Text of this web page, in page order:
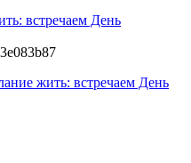
встречаем День
жить: встречаем День